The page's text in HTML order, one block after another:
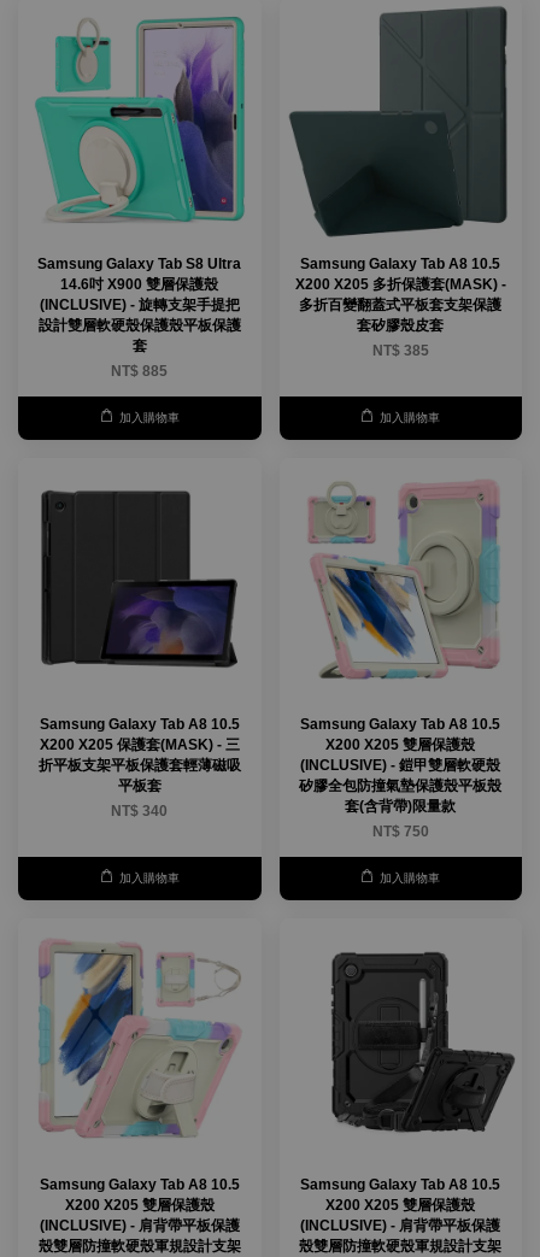
Samsung Galaxy Tab S8 Ultra
14.6吋 X900 雙層保護殼
(INCLUSIVE) - 旋轉支架手提把
設計雙層軟硬殼保護殼平板保護
套
NT$ 885
加入購物車
Samsung Galaxy Tab A8 10.5
X200 X205 多折保護套(MASK) -
多折百變翻蓋式平板套支架保護
套矽膠殼皮套
NT$ 385
加入購物車
Samsung Galaxy Tab A8 10.5
X200 X205 保護套(MASK) - 三
折平板支架平板保護套輕薄磁吸
平板套
NT$ 340
加入購物車
Samsung Galaxy Tab A8 10.5
X200 X205 雙層保護殼
(INCLUSIVE) - 鎧甲雙層軟硬殼
矽膠全包防撞氣墊保護殼平板殼
套(含背帶)限量款
NT$ 750
加入購物車
Samsung Galaxy Tab A8 10.5
X200 X205 雙層保護殼
(INCLUSIVE) - 肩背帶平板保護
殼雙層防撞軟硬殼軍規設計支架
Samsung Galaxy Tab A8 10.5
X200 X205 雙層保護殼
(INCLUSIVE) - 肩背帶平板保護
殼雙層防撞軟硬殼軍規設計支架